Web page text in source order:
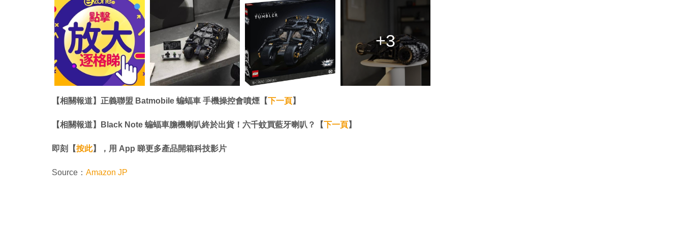
+3
【相關報道】正義聯盟 Batmobile 蝙蝠車 手機操控會噴煙【下一頁】
【相關報道】Black Note 蝙蝠車膽機喇叭終於出貨！六千蚊買藍牙喇叭？【下一頁】
即刻【按此】，用 App 睇更多產品開箱科技影片
Source： Amazon JP